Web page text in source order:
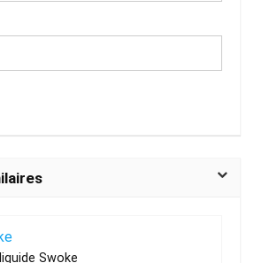
Swoke